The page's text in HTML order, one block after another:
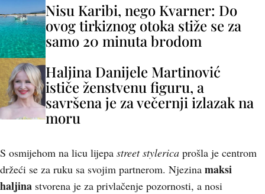
Nisu Karibi, nego Kvarner: Do
ovog tirkiznog otoka stiže se za
samo 20 minuta brodom
Haljina Danijele Martinović
ističe ženstvenu figuru, a
savršena je za večernji izlazak na
moru
S osmijehom na licu lijepa street stylerica prošla je centrom
držeći se za ruku sa svojim partnerom. Njezina maksi
haljina stvorena je za privlačenje pozornosti, a nosi